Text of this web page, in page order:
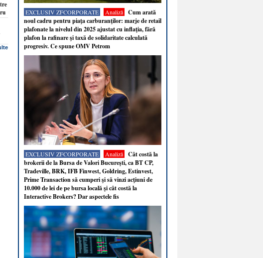
EXCLUSIV ZFCORPORATE Analiză
Cum arată
noul cadru pentru piaţa carburanţilor: marje de retail
plafonate la nivelul din 2025 ajustat cu inflaţia, fără
plafon la rafinare şi taxă de solidaritate calculată
progresiv. Ce spune OMV Petrom
EXCLUSIV ZFCORPORATE Analiză
Cât costă la
brokerii de la Bursa de Valori Bucureşti, ca BT CP,
Tradeville, BRK, IFB Finwest, Goldring, Estinvest,
Prime Transaction să cumperi şi să vinzi acţiuni de
10.000 de lei de pe bursa locală şi cât costă la
Interactive Brokers? Dar aspectele fis